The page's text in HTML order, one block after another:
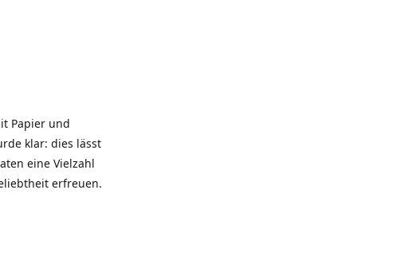
Papier und
klar: dies lässt
eine Vielzahl
erfreuen.